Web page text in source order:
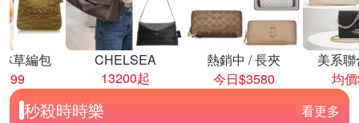
草編包
CHELSEA
13200起
熱銷中 / 長夾
今日$3580
美系
均
秒殺時時樂 看更多